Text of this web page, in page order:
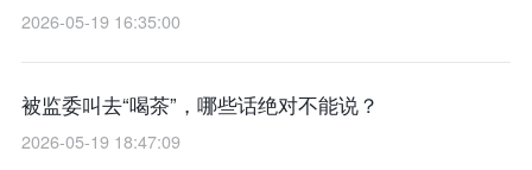
2026-05-19 16:35:00
被监委叫去“喝茶”，哪些话绝对不能说？
2026-05-19 18:47:09